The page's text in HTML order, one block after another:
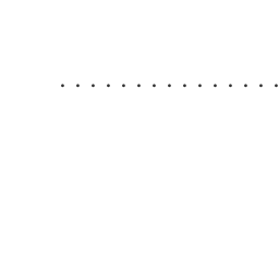
・・・・・・・・・・・・・・・